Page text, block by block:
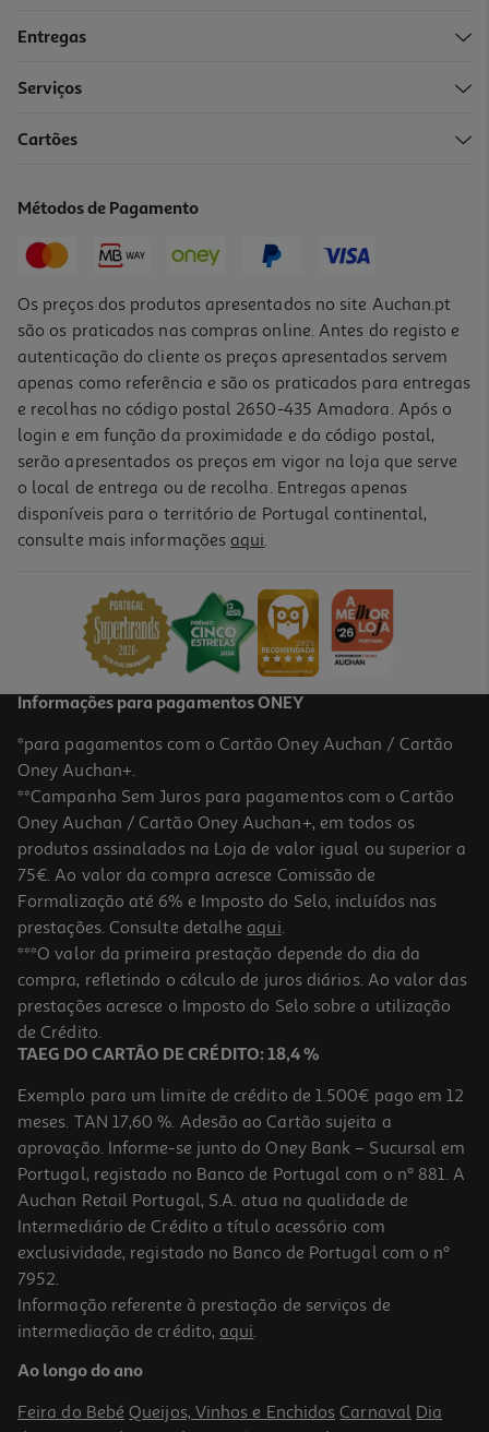
Refeições Smileat Massa Legumes Da Horta Bio 190g
5.0
Refeições Smileat Pedacinhos Bio Arroz Com Perú E Legumes 230g
11.26 €/Kg
2,59 €
Refeições Smileat Bio Pescada Legumes 230gr
9.96 €/Kg
2,29 €
Entregas
Serviços
Cartões
Métodos de Pagamento
Os preços dos produtos apresentados no site Auchan.pt
são os praticados nas compras online. Antes do registo e
autenticação do cliente os preços apresentados servem
apenas como referência e são os praticados para entregas
e recolhas no código postal 2650-435 Amadora. Após o
login e em função da proximidade e do código postal,
serão apresentados os preços em vigor na loja que serve
o local de entrega ou de recolha. Entregas apenas
disponíveis para o território de Portugal continental,
consulte mais informações aqui.
Informações para pagamentos ONEY
*para pagamentos com o Cartão Oney Auchan / Cartão
Oney Auchan+.
**Campanha Sem Juros para pagamentos com o Cartão
Oney Auchan / Cartão Oney Auchan+, em todos os
produtos assinalados na Loja de valor igual ou superior a
75€. Ao valor da compra acresce Comissão de
Formalização até 6% e Imposto do Selo, incluídos nas
prestações. Consulte detalhe aqui.
***O valor da primeira prestação depende do dia da
compra, refletindo o cálculo de juros diários. Ao valor das
prestações acresce o Imposto do Selo sobre a utilização
de Crédito.
TAEG DO CARTÃO DE CRÉDITO: 18,4 %
Exemplo para um limite de crédito de 1.500€ pago em 12
meses. TAN 17,60 %. Adesão ao Cartão sujeita a
aprovação. Informe-se junto do Oney Bank – Sucursal em
Portugal, registado no Banco de Portugal com o nº 881. A
Auchan Retail Portugal, S.A. atua na qualidade de
Intermediário de Crédito a título acessório com
exclusividade, registado no Banco de Portugal com o nº
7952.
Informação referente à prestação de serviços de
intermediação de crédito, aqui.
Ao longo do ano
Feira do Bebé Queijos, Vinhos e Enchidos Carnaval Dia